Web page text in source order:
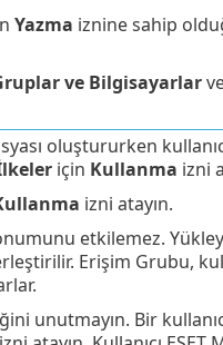
Yazma iznine sahip
ve Bilgisayarlar
oluştururken
için Kullanma izni
izni atayın.
etkilemez.
Erişim Grubu,
unutmayın. Bir